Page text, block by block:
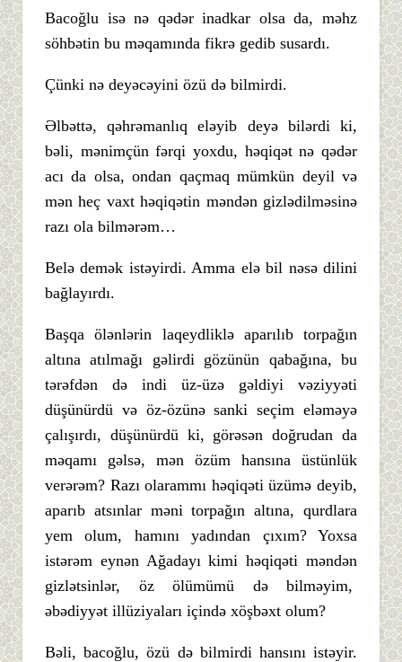
Bacoğlu isə nə qədər inadkar olsa da, məhz
söhbətin bu məqamında fikrə gedib susardı.
Çünki nə deyəcəyini özü də bilmirdi.
Əlbəttə, qəhrəmanlıq eləyib deyə bilərdi ki,
bəli, mənimçün fərqi yoxdu, həqiqət nə qədər
acı da olsa, ondan qaçmaq mümkün deyil və
mən heç vaxt həqiqətin məndən gizlədilməsinə
razı ola bilmərəm…
Belə demək istəyirdi. Amma elə bil nəsə dilini
bağlayırdı.
Başqa ölənlərin laqeydliklə aparılıb torpağın
altına atılmağı gəlirdi gözünün qabağına, bu
tərəfdən də indi üz-üzə gəldiyi vəziyyəti
düşünürdü və öz-özünə sanki seçim eləməyə
çalışırdı, düşünürdü ki, görəsən doğrudan da
məqamı gəlsə, mən özüm hansına üstünlük
verərəm? Razı olarammı həqiqəti üzümə deyib,
aparıb atsınlar məni torpağın altına, qurdlara
yem olum, hamını yadından çıxım? Yoxsa
istərəm eynən Ağadayı kimi həqiqəti məndən
gizlətsinlər, öz ölümümü də bilməyim,
əbədiyyət illüziyaları içində xöşbəxt olum?
Bəli, bacoğlu, özü də bilmirdi hansını istəyir.